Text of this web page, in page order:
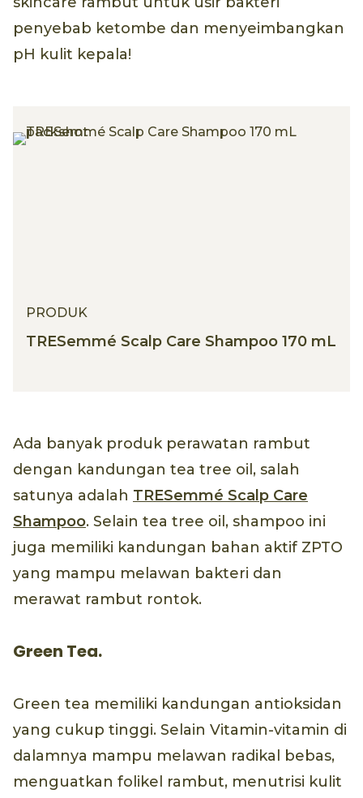
penyebab ketombe dan menyeimbangkan
pH kulit kepala!
PRODUK
TRESemmé Scalp Care Shampoo 170 mL
Ada banyak produk perawatan rambut
dengan kandungan tea tree oil, salah
satunya adalah TRESemmé Scalp Care
Shampoo. Selain tea tree oil, shampoo ini
juga memiliki kandungan bahan aktif ZPTO
yang mampu melawan bakteri dan
merawat rambut rontok.
Green Tea.
Green tea memiliki kandungan antioksidan
yang cukup tinggi. Selain Vitamin-vitamin di
dalamnya mampu melawan radikal bebas,
menguatkan folikel rambut, menutrisi kulit